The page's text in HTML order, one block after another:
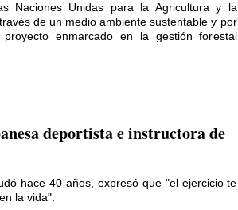
Naciones Unidas para la Agricultura y la
de un medio ambiente sustentable y por
enmarcado en la gestión forestal
deportista e instructora de
hace 40 años, expresó que "el ejercicio te
la vida".